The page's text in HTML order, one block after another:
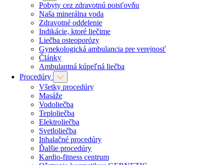
Pobyty cez zdravotnú poisťovňu
Naša minerálna voda
Zdravotné oddelenie
Indikácie, ktoré liečime
Liečba osteoporózy
Gynekologická ambulancia pre verejnosť
Články
Ambulantná kúpeľná liečba
Procedúry
Všetky procedúry
Masáže
Vodoliečba
Teploliečba
Elektroliečba
Svetloliečba
Inhalačné procedúry
Ďalšie procedúry
Kardio-fitness centrum